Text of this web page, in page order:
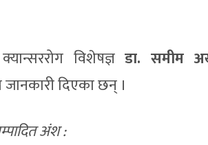
विशेषज्ञडा. समीम
दिएका छन् ।
अंश :